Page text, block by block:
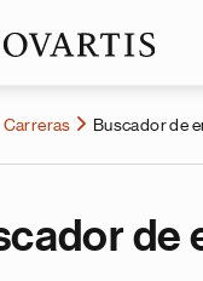
Carreras Buscador de
de